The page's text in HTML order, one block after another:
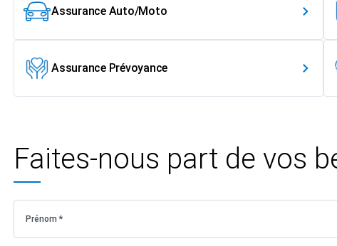
Assurance Auto/Moto
Assurance Prévoyance
Faites-nous part de vos